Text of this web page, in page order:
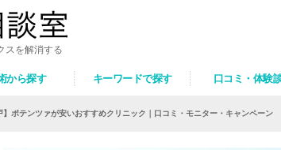
スを解消する
から探す キーワードで探す 口コミ・体験
】ポテンツァが安いおすすめクリニック｜口コミ・モニター・キャンペーン